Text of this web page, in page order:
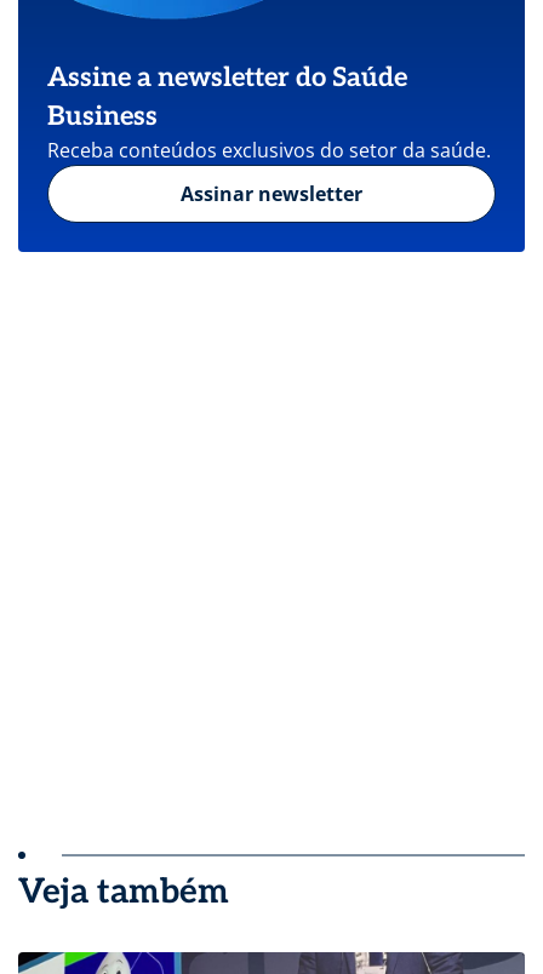
Assine a newsletter do Saúde
Business
Receba conteúdos exclusivos do setor da saúde.
Assinar newsletter
Veja também